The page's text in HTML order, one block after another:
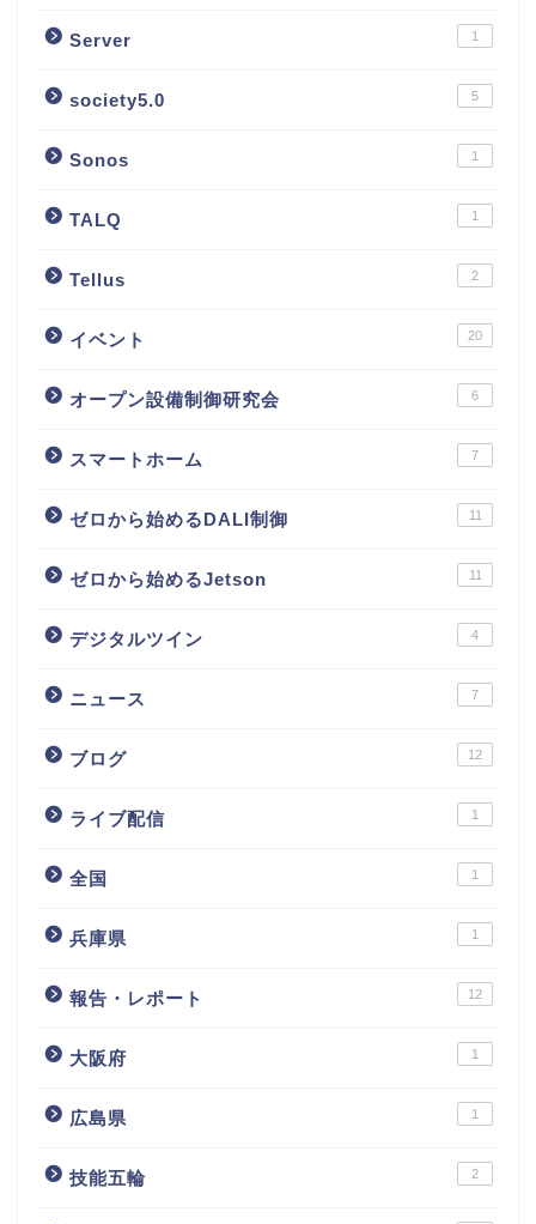
Server 1
society5.0 5
Sonos 1
TALQ 1
Tellus 2
イベント 20
オープン設備制御研究会 6
スマートホーム 7
ゼロから始めるDALI制御 11
ゼロから始めるJetson 11
デジタルツイン 4
ニュース 7
ブログ 12
ライブ配信 1
全国 1
兵庫県 1
報告・レポート 12
大阪府 1
広島県 1
技能五輪 2